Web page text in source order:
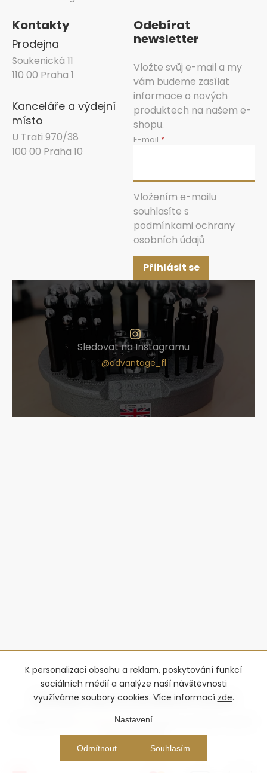
K personalizaci obsahu a reklam, poskytování funkcí
sociálních médií a analýze naší návštěvnosti
využíváme soubory cookies. Více informací zde.
Nastavení
Odmítnout Souhlasím
Kontakty
Prodejna
Soukenická 11
110 00 Praha 1
Kanceláře a výdejní
místo
U Trati 970/38
100 00 Praha 10
Odebírat
newsletter
Vložte svůj e-mail a my
vám budeme zasílat
informace o nových
produktech na našem e-
shopu.
E-mail
Vložením e-mailu
souhlasíte s
podmínkami ochrany
osobních údajů
Přihlásit se
Sledovat na Instagramu
Vytvořil Shoptet Premium
Advantage-fl. Všechna práva vyhrazena.
nastavení cookies